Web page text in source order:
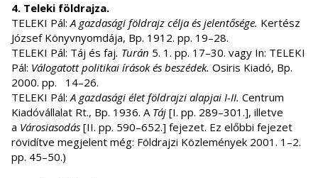
4. Teleki földrajza.
TELEKI Pál:A gazdasági földrajz célja és jelentősége. Kertész
József Könyvnyomdája, Bp. 1912. pp. 19–28.
TELEKI Pál: Táj és faj. Turán 5. 1. pp. 17–30. vagy In: TELEKI
Pál: Válogatott politikai írások és beszédek. Osiris Kiadó, Bp.
2000. pp. 14–26.
TELEKI Pál:A gazdasági élet földrajzi alapjai I-II. Centrum
Kiadóvállalat Rt., Bp. 1936. A Táj [I. pp. 289–301.], illetve
a Városiasodás [II. pp. 590–652.] fejezet. Ez előbbi fejezet
rövidítve megjelent még: Földrajzi Közlemények 2001. 1–2.
pp. 45–50.)